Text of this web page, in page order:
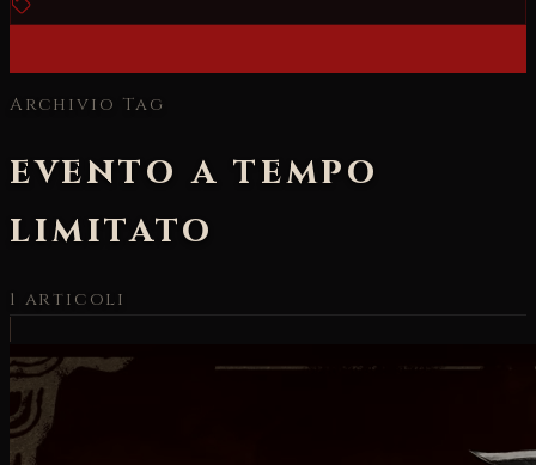
Archivio Tag
evento a tempo
limitato
1 articoli